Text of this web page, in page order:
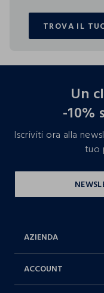
TROVA IL
TROVA IL
Un
-10%
Iscriviti ora alla
tuo
AZIENDA
ACCOUNT